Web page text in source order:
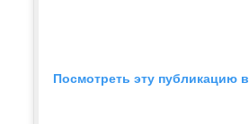
Посмотреть эту публикацию